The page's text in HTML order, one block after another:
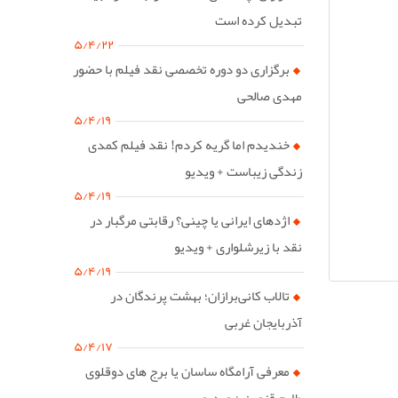
تبدیل کرده است
۵/۴/۲۲
برگزاری دو دوره تخصصی نقد فیلم با حضور
مهدی صالحی
۵/۴/۱۹
خندیدم اما گریه کردم! نقد فیلم کمدی
زندگی زیباست + ویدیو
۵/۴/۱۹
اژدهای ایرانی یا چینی؟ رقابتی مرگبار در
نقد با زیرشلواری + ویدیو
۵/۴/۱۹
تالاب کانی‌برازان؛ بهشت پرندگان در
آذربایجان غربی
۵/۴/۱۷
معرفی آرامگاه ساسان یا برج های دوقلوی